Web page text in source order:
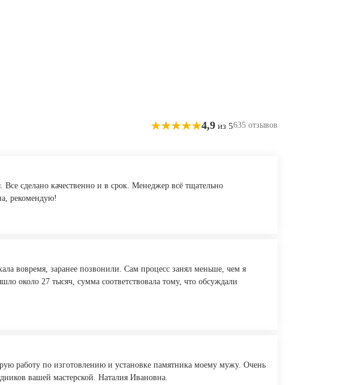
4,9 из 5635 отзывов
сделано качественно и в срок. Менеджер всё тщательно
рекомендую!
вовремя, заранее позвонили. Сам процесс занял меньше, чем я
около 27 тысяч, сумма соответствовала тому, что обсуждали
работу по изготовлению и установке памятника моему мужу. Очень
вашей мастерской. Наталия Ивановна.